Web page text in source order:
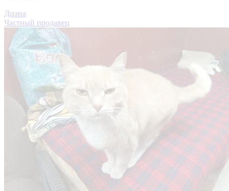
Диана
Частный продавец